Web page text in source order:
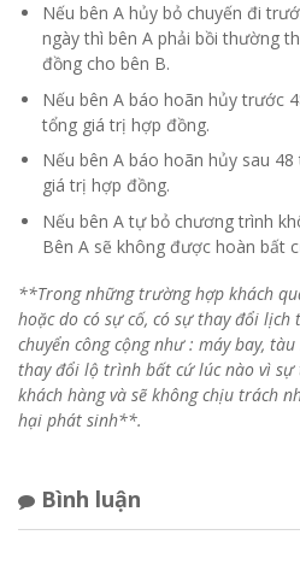
Nếu bên A hủy bỏ chuyến đi
ngày thì bên A phải bồi thường
đồng cho bên B.
Nếu bên A báo hoãn hủy trước
tổng giá trị hợp đồng.
Nếu bên A báo hoãn hủy sau
giá trị hợp đồng.
Nếu bên A tự bỏ chương trình
Bên A sẽ không được hoàn bất
**Trong những trường hợp khách
hoặc do có sự cố, có sự thay đổi
chuyển công cộng như : máy bay,
thay đổi lộ trình bất cứ lúc nào vì
khách hàng và sẽ không chịu trách
hại phát sinh**.
Bình luận